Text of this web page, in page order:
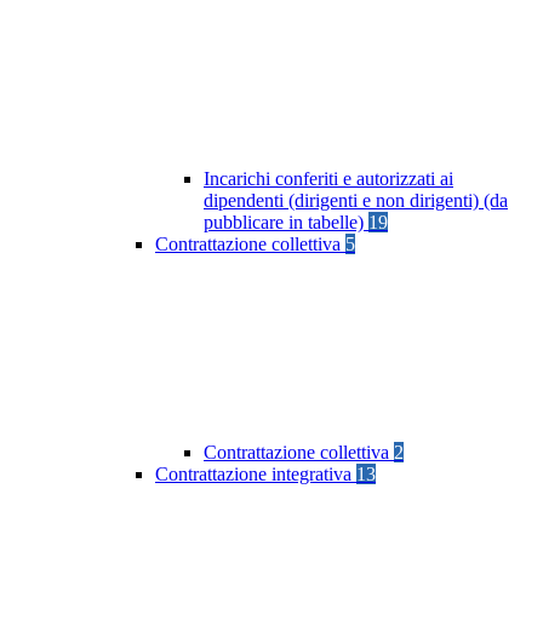
Incarichi conferiti e autorizzati ai
dipendenti (dirigenti e non dirigenti) (da
pubblicare in tabelle) 19
Contrattazione collettiva 5
Contrattazione collettiva 2
Contrattazione integrativa 13